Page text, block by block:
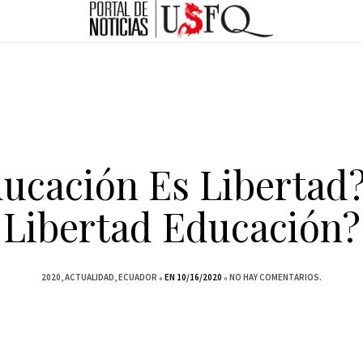
Es
Libertad Educación?
2020 ACTUALIDAD ECUADOR EN 10/16/2020 NO HAY COMENTARIOS.